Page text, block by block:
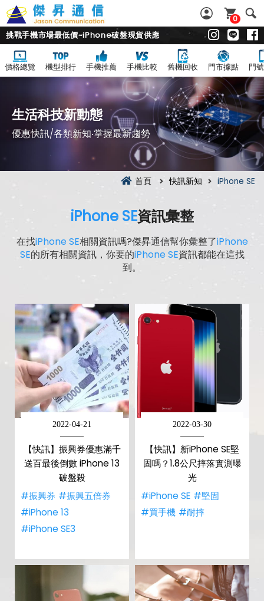
0
挑戰手機市場最低價~iPhone破盤現貨供應
價格總覽 機型排行 手機推薦 手機比較 舊機回收 門市據點 門
生活科技新動態
優惠快訊/各類新知‧掌握最新趨勢
首頁 快訊新知 iPhone SE
iPhone SE資訊彙整
在找iPhone SE相關資訊嗎?傑昇通信幫你彙整了iPhone
SE的所有相關資訊，你要的iPhone SE資訊都能在這找
到。
2022-04-21
【快訊】振興券優惠滿千
送百最後倒數 iPhone 13
破盤殺
#振興券 #振興五倍券
#iPhone 13
#iPhone SE3
2022-03-30
【快訊】新iPhone SE堅
固嗎？1.8公尺摔落實測曝
光
#iPhone SE #堅固
#買手機 #耐摔